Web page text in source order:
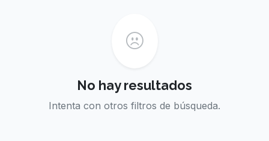
No hay resultados
Intenta con otros filtros de búsqueda.